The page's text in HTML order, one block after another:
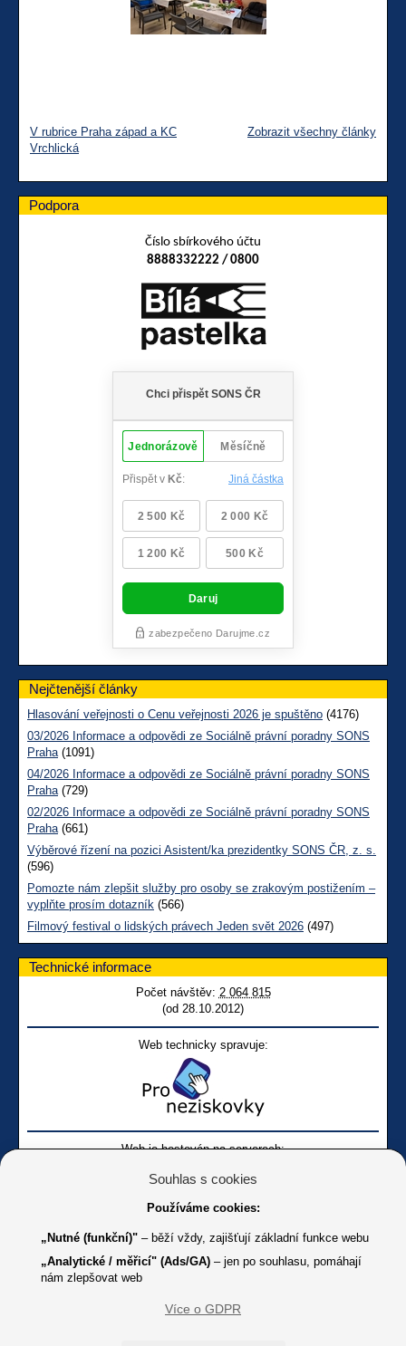
V rubrice Praha západ a KC
Vrchlická
Zobrazit všechny články
Podpora
Číslo sbírkového účtu
8888332222 / 0800
Nejčtenější články
Hlasování veřejnosti o Cenu veřejnosti 2026 je spuštěno (4176)
03/2026 Informace a odpovědi ze Sociálně právní poradny SONS
Praha(1091)
04/2026 Informace a odpovědi ze Sociálně právní poradny SONS
Praha(729)
02/2026 Informace a odpovědi ze Sociálně právní poradny SONS
Praha(661)
Výběrové řízení na pozici Asistent/ka prezidentky SONS ČR, z. s.
(596)
Pomozte nám zlepšit služby pro osoby se zrakovým postižením –
vyplňte prosím dotazník (566)
Filmový festival o lidských právech Jeden svět 2026 (497)
Technické informace
Počet návštěv: 2 064 815
(od 28.10.2012)
Web technicky spravuje:
Web je hostován na serverech:
Online
Youtube SONS
Souhlas s cookies
Používáme cookies:
„Nutné (funkční)" – běží vždy, zajišťují základní funkce webu
„Analytické / měřicí" (Ads/GA) – jen po souhlasu, pomáhají
nám zlepšovat web
Více o GDPR